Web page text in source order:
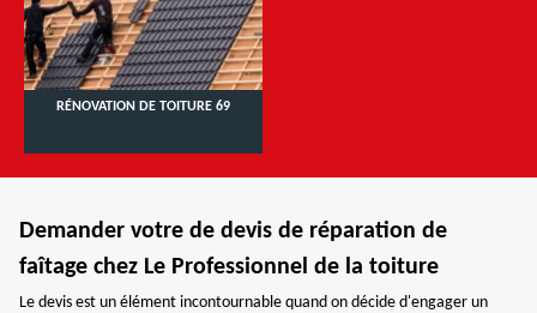
RÉNOVATION DE TOITURE 69
Demander votre de devis de réparation de
faîtage chez Le Professionnel de la toiture
Le devis est un élément incontournable quand on décide d'engager un